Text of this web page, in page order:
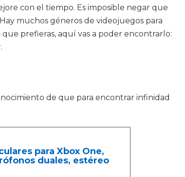
con el tiempo. Es imposible negar que
muchos géneros de videojuegos para
prefieras, aquí vas a poder encontrarlo:
de que para encontrar infinidad
para Xbox One,
duales, estéreo